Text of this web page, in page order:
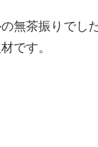
無茶振りでし
です。